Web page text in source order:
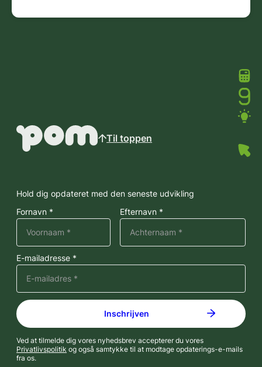
Til toppen
Hold dig opdateret med den seneste udvikling
Fornavn *
Efternavn *
E-mailadresse *
Ved at tilmelde dig vores nyhedsbrev accepterer du vores
Privatlivspolitik og også samtykke til at modtage opdaterings-e-mails
fra os.